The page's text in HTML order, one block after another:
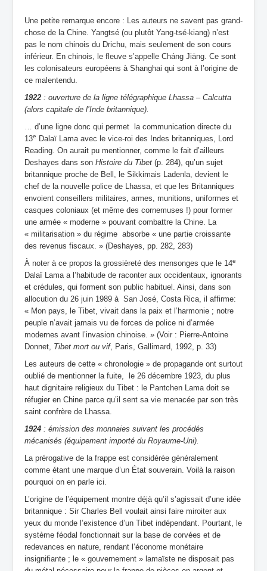
Une petite remarque encore : Les auteurs ne savent pas grand-
chose de la Chine. Yangtsé (ou plutôt Yang-tsé-kiang) n’est
pas le nom chinois du Drichu, mais seulement de son cours
inférieur. En chinois, le fleuve s’appelle Cháng Jiāng. Ce sont
les colonisateurs européens à Shanghai qui sont à l’origine de
ce malentendu.
1922 : ouverture de la ligne télégraphique Lhassa – Calcutta
(alors capitale de l’Inde britannique).
… d’une ligne donc qui permet la communication directe du
13e
Dalaï Lama avec le vice-roi des Indes britanniques, Lord
Reading. On aurait pu mentionner, comme le fait d’ailleurs
Deshayes dans son Histoire du Tibet (p. 284), qu’un sujet
britannique proche de Bell, le Sikkimais Ladenla, devient le
chef de la nouvelle police de Lhassa, et que les Britanniques
envoient conseillers militaires, armes, munitions, uniformes et
casques coloniaux (et même des cornemuses !) pour former
une armée « moderne » pouvant combattre la Chine. La
« militarisation » du régime absorbe « une partie croissante
des revenus fiscaux. » (Deshayes, pp. 282, 283)
À noter à ce propos la grossièreté des mensonges que le 14e
Dalaï Lama a l’habitude de raconter aux occidentaux, ignorants
et crédules, qui forment son public habituel. Ainsi, dans son
allocution du 26 juin 1989 à San José, Costa Rica, il affirme:
« Mon pays, le Tibet, vivait dans la paix et l’harmonie ; notre
peuple n’avait jamais vu de forces de police ni d’armée
modernes avant l’invasion chinoise. » (Voir : Pierre-Antoine
Donnet, Tibet mort ou vif, Paris, Gallimard, 1992, p. 33)
Les auteurs de cette « chronologie » de propagande ont surtout
oublié de mentionner la fuite, le 26 décembre 1923, du plus
haut dignitaire religieux du Tibet : le Pantchen Lama doit se
réfugier en Chine parce qu’il sent sa vie menacée par son très
saint confrère de Lhassa.
1924 : émission des monnaies suivant les procédés
mécanisés (équipement importé du Royaume-Uni).
La prérogative de la frappe est considérée généralement
comme étant une marque d’un État souverain. Voilà la raison
pourquoi on en parle ici.
L’origine de l’équipement montre déjà qu’il s’agissait d’une idée
britannique : Sir Charles Bell voulait ainsi faire miroiter aux
yeux du monde l’existence d’un Tibet indépendant. Pourtant, le
système féodal fonctionnait sur la base de corvées et de
redevances en nature, rendant l’économe monétaire
insignifiante ; le « gouvernement » lamaïste ne disposait pas